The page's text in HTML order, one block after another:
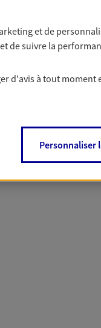
PRO &
et de
de suivre la
d'avis à tout moment
Personnaliser